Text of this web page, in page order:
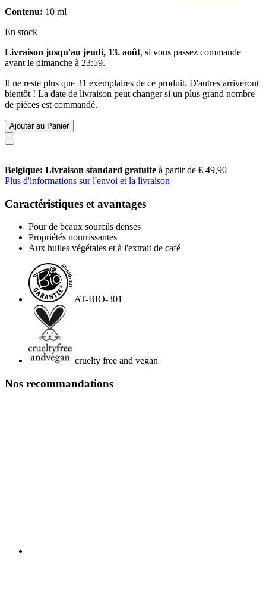
Contenu: 10 ml
En stock
Livraison jusqu'au jeudi, 13. août, si vous passez commande
avant le dimanche à 23:59.
Il ne reste plus que 31 exemplaires de ce produit. D'autres arriveront
bientôt ! La date de livraison peut changer si un plus grand nombre
de pièces est commandé.
Ajouter au Panier
Belgique: Livraison standard gratuite à partir de € 49,90
Plus d'informations sur l'envoi et la livraison
Caractéristiques et avantages
Pour de beaux sourcils denses
Propriétés nourrissantes
Aux huiles végétales et à l'extrait de café
AT-BIO-301
cruelty free and vegan
Nos recommandations